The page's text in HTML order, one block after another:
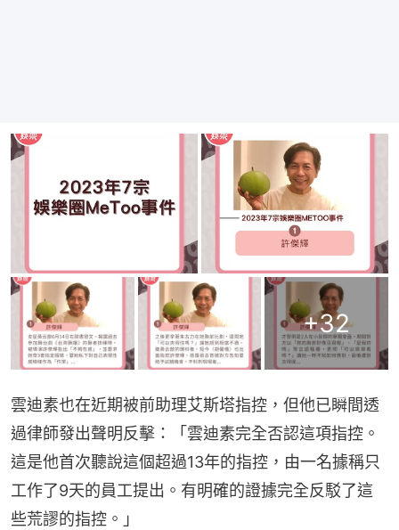
+32
雲迪素也在近期被前助理艾斯塔指控，但他已瞬間透
過律師發出聲明反擊：「雲迪素完全否認這項指控。
這是他首次聽說這個超過13年的指控，由一名據稱只
工作了9天的員工提出。有明確的證據完全反駁了這
些荒謬的指控。」